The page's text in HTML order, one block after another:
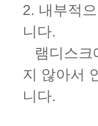
2. 내부적
니다.
램디스크
지 않아서
니다.